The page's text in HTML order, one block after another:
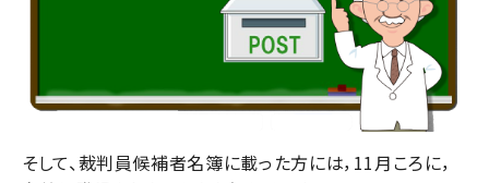
そして、裁判員候補者名簿に載った方には，11月ころに，